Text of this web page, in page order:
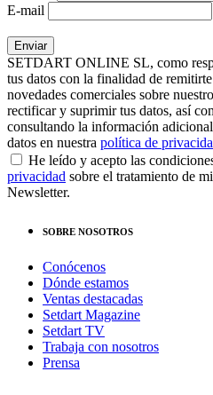
E-mail
SETDART ONLINE SL, como
tus datos con la finalidad de
novedades comerciales sobre
rectificar y suprimir tus datos, así
consultando la información
datos en nuestra política de
He leído y acepto las
privacidad sobre el tratamiento de
Newsletter.
SOBRE NOSOTROS
Conócenos
Dónde estamos
Ventas destacadas
Setdart Magazine
Setdart TV
Trabaja con nosotros
Prensa